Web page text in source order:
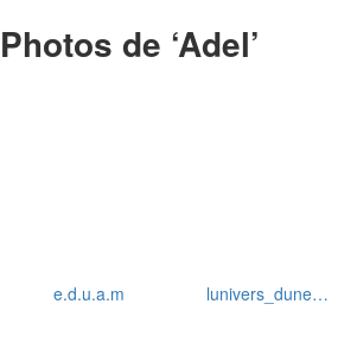
Photos de ‘Adel’
e.d.u.a.m lunivers_dune…